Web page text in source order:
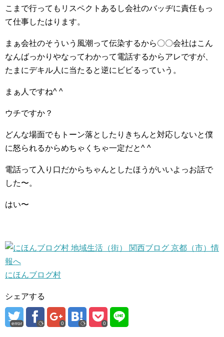
こまで行ってもリスペクトあるし会社のバッヂに責任もっ
て仕事したはります。
まぁ会社のそういう風潮って伝染するから〇〇会社はこん
なんばっかりやなってわかって電話するからアレですが、
たまにデキル人に当たると逆にビビるっていう。
まぁ人ですね^ ^
ウチですか？
どんな場面でもトーン落としたりきちんと対応しないと僕
に怒られるからめちゃくちゃ一定だと^ ^
電話って入り口だからちゃんとしたほうがいいよっお話で
した〜。
はい〜
にほんブログ村
シェアする
error 0 0